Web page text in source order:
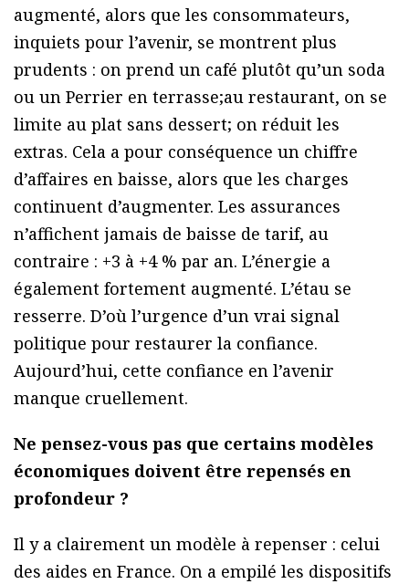
augmenté, alors que les consommateurs,
inquiets pour l’avenir, se montrent plus
prudents : on prend un café plutôt qu’un soda
ou un Perrier en terrasse;au restaurant, on se
limite au plat sans dessert; on réduit les
extras. Cela a pour conséquence un chiffre
d’affaires en baisse, alors que les charges
continuent d’augmenter. Les assurances
n’affichent jamais de baisse de tarif, au
contraire : +3 à +4 % par an. L’énergie a
également fortement augmenté. L’étau se
resserre. D’où l’urgence d’un vrai signal
politique pour restaurer la confiance.
Aujourd’hui, cette confiance en l’avenir
manque cruellement.
Ne pensez-vous pas que certains modèles
économiques doivent être repensés en
profondeur ?
Il y a clairement un modèle à repenser : celui
des aides en France. On a empilé les dispositifs